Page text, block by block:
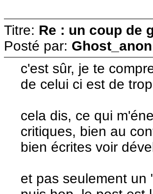
Titre: Re : un coup de
Posté par: Ghost_anon
c'est sûr, je te
de celui ci est de
cela dis, ce qui
critiques, bien au
bien écrites voir
et pas seulement un